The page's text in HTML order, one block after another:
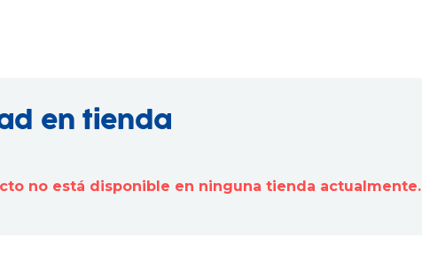
en tienda
no está disponible en ninguna tienda actualmente.